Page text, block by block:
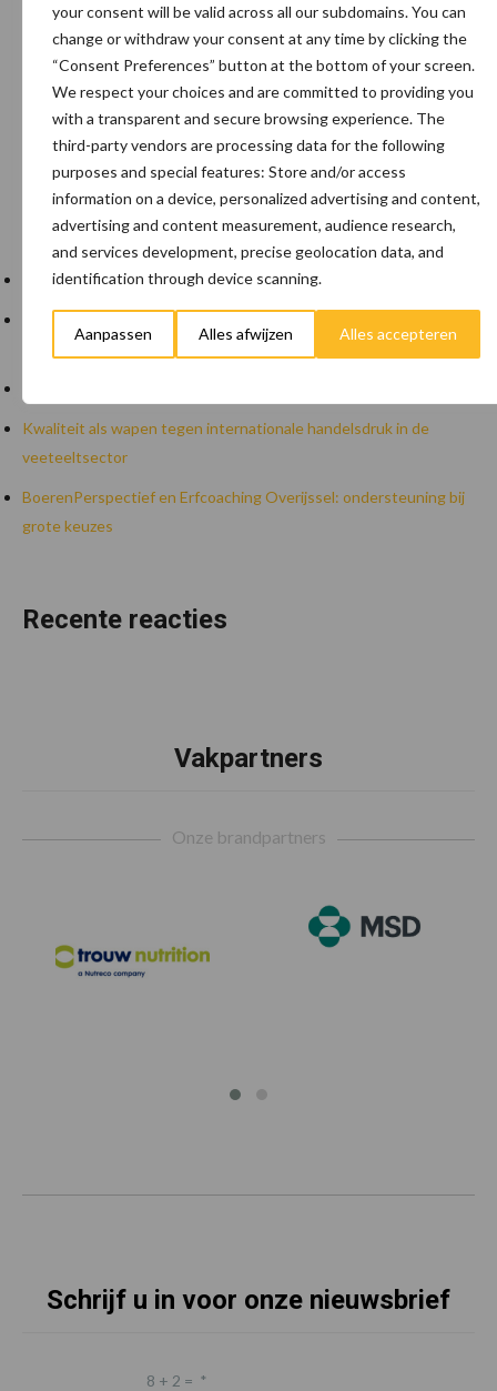
your consent will be valid across all our subdomains. You can
change or withdraw your consent at any time by clicking the
“Consent Preferences” button at the bottom of your screen.
We respect your choices and are committed to providing you
with a transparent and secure browsing experience. The
third-party vendors are processing data for the following
purposes and special features: Store and/or access
information on a device, personalized advertising and content,
advertising and content measurement, audience research,
and services development, precise geolocation data, and
identification through device scanning.
Aanpassen Alles afwijzen Alles accepteren
Zoeken...
Zoek
Recente berichten
Belastingdienst publiceert Landelijke Landbouwnormen 2025
het stroomnet
Kwaliteit als wapen tegen internationale handelsdruk in de
veeteeltsector
BoerenPerspectief en Erfcoaching Overijssel: ondersteuning bij
grote keuzes
Recente reacties
Vakpartners
Onze brandpartners
Schrijf u in voor onze nieuwsbrief
8 + 2 = *